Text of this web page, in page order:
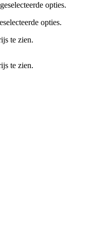
opties.
opties.
te zien.
te zien.